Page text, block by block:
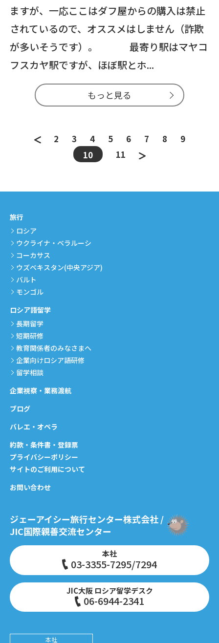
ますが、一応ここはダフ屋からの購入は禁止
されているので、オススメはしません（詐欺
が多いそうです）。 最寄り駅はマヤコ
フスカヤ駅ですが、ほぼ駅とホ...
もっと見る
2 3 4 5 6 7 8
9
10
11
旅行
ロシア
ウクライナ・ベラルーシ
コーカサス
ウズベキスタン(中央アジア)
バルト
モンゴル
ロシア語留学
長期留学
短期研修
教育関係者のみなさまへ
企業向けロシア語研修
留学相談
企業視察・業務渡航
ブログ
バレエ・オペラ
約款・条件書・登録票
プライバシーポリシー
サイトのご利用について
お問い合わせ
ジェーアイシー旅行センター株式会社 /
JIC国際親善交流センター
本社
03-3355-7295/7294
JIC大阪 ロシア留学デスク
06-6944-2341
本社